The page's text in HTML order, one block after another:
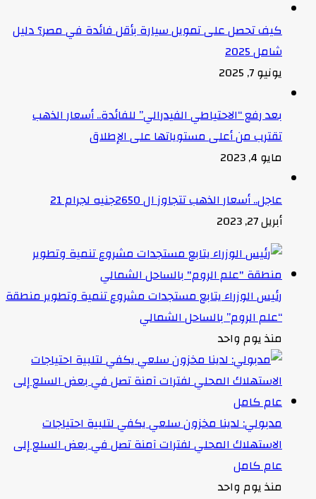
كيف تحصل على تمويل سيارة بأقل فائدة في مصر؟ دليل
شامل 2025
يونيو 7, 2025
بعد رفع “الاحتياطي الفيدرالي” للفائدة.. أسعار الذهب
تقترب من أعلى مستوياتها على الإطلاق
مايو 4, 2023
عاجل.. أسعار الذهب تتجاوز ال 2650جنيه لجرام 21
أبريل 27, 2023
رئيس الوزراء يتابع مستجدات مشروع تنمية وتطوير منطقة
“علم الروم” بالساحل الشمالي
منذ يوم واحد
مدبولي: لدينا مخزون سلعي يكفي لتلبية احتياجات
الاستهلاك المحلي لفترات آمنة تصل في بعض السلع إلى
عام كامل
منذ يوم واحد